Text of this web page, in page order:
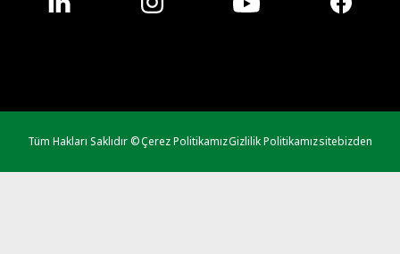
Tüm Hakları Saklıdır ©Çerez PolitikamızGizlilik Politikamızsitebizden